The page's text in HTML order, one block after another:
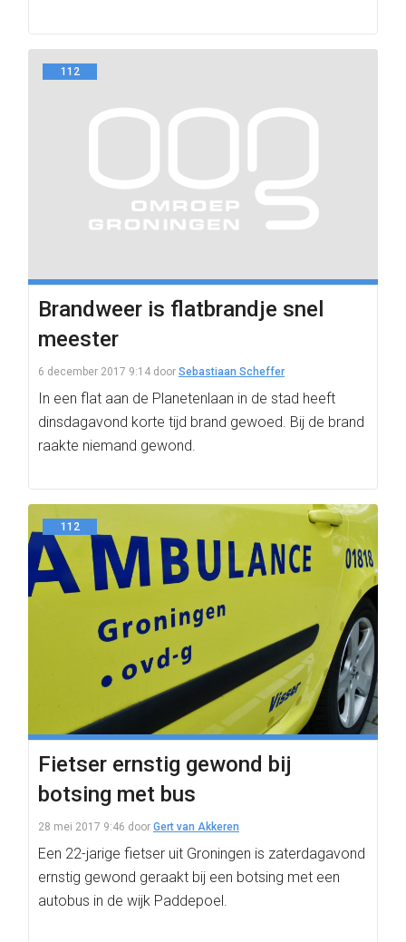
112
Brandweer is flatbrandje snel
meester
6 december 2017 9:14 door Sebastiaan Scheffer
In een flat aan de Planetenlaan in de stad heeft
dinsdagavond korte tijd brand gewoed. Bij de brand
raakte niemand gewond.
112
Fietser ernstig gewond bij
botsing met bus
28 mei 2017 9:46 door Gert van Akkeren
Een 22-jarige fietser uit Groningen is zaterdagavond
ernstig gewond geraakt bij een botsing met een
autobus in de wijk Paddepoel.